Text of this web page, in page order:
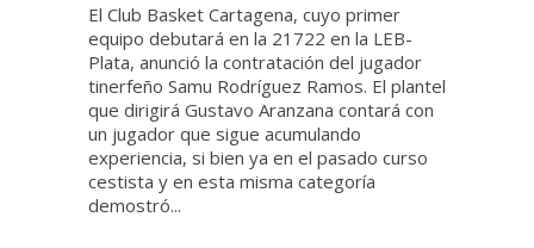
El Club Basket Cartagena, cuyo primer
equipo debutará en la 21722 en la LEB-
Plata, anunció la contratación del jugador
tinerfeño Samu Rodríguez Ramos. El plantel
que dirigirá Gustavo Aranzana contará con
un jugador que sigue acumulando
experiencia, si bien ya en el pasado curso
cestista y en esta misma categoría
demostró...